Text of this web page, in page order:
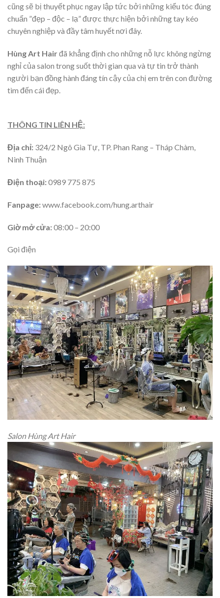
cũng sẽ bị thuyết phục ngay lập tức bởi những kiểu tóc đúng
chuẩn ”đẹp – độc – lạ” được thực hiện bởi những tay kéo
chuyên nghiệp và đầy tâm huyết nơi đây.
Hùng Art Hairđã khẳng định cho những nỗ lực không ngừng
nghỉ của salon trong suốt thời gian qua và tự tin trở thành
người bạn đồng hành đáng tín cậy của chị em trên con đường
tìm đến cái đẹp.
THÔNG TIN LIÊN HỆ:
Địa chỉ: 324/2 Ngô Gia Tự, TP. Phan Rang – Tháp Chàm,
Ninh Thuận
Điện thoại:0989 775 875
Fanpage:www.facebook.com/hung.arthair
Giờ mở cửa:08:00 – 20:00
Gọi điện
Salon Hùng Art Hair